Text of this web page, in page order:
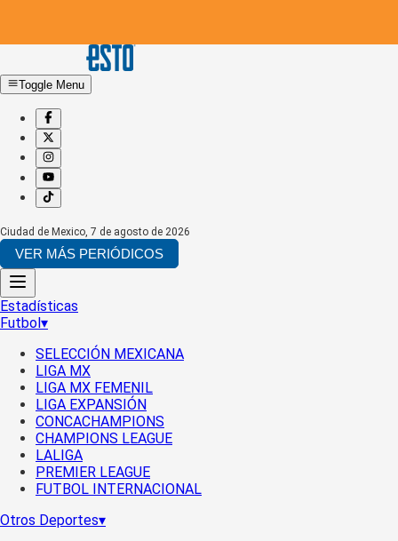
Toggle Menu
Ciudad de Mexico, 7 de agosto de 2026
VER MÁS PERIÓDICOS
Estadísticas
Futbol▾
SELECCIÓN MEXICANA
LIGA MX
LIGA MX FEMENIL
LIGA EXPANSIÓN
CONCACHAMPIONS
CHAMPIONS LEAGUE
LALIGA
PREMIER LEAGUE
FUTBOL INTERNACIONAL
Otros Deportes▾